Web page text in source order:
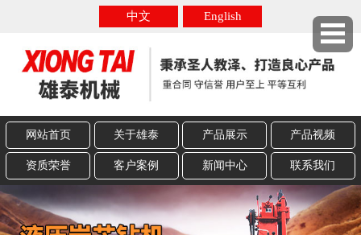
中文 English
网站首页 关于雄泰 产品展示 产品视频
资质荣誉 客户案例 新闻中心 联系我们